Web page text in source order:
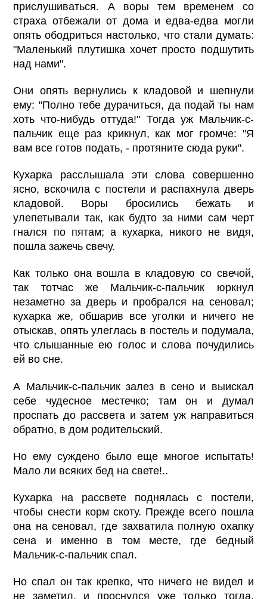
прислушиваться. А воры тем временем со
страха отбежали от дома и едва-едва могли
опять ободриться настолько, что стали думать:
"Маленький плутишка хочет просто подшутить
над нами".
Они опять вернулись к кладовой и шепнули
ему: "Полно тебе дурачиться, да подай ты нам
хоть что-нибудь оттуда!" Тогда уж Мальчик-с-
пальчик еще раз крикнул, как мог громче: "Я
вам все готов подать, - протяните сюда руки".
Кухарка расслышала эти слова совершенно
ясно, вскочила с постели и распахнула дверь
кладовой. Воры бросились бежать и
улепетывали так, как будто за ними сам черт
гнался по пятам; а кухарка, никого не видя,
пошла зажечь свечу.
Как только она вошла в кладовую со свечой,
так тотчас же Мальчик-с-пальчик юркнул
незаметно за дверь и пробрался на сеновал;
кухарка же, обшарив все уголки и ничего не
отыскав, опять улеглась в постель и подумала,
что слышанные ею голос и слова почудились
ей во сне.
А Мальчик-с-пальчик залез в сено и выискал
себе чудесное местечко; там он и думал
проспать до рассвета и затем уж направиться
обратно, в дом родительский.
Но ему суждено было еще многое испытать!
Мало ли всяких бед на свете!..
Кухарка на рассвете поднялась с постели,
чтобы снести корм скоту. Прежде всего пошла
она на сеновал, где захватила полную охапку
сена и именно в том месте, где бедный
Мальчик-с-пальчик спал.
Но спал он так крепко, что ничего не видел и
не заметил, и проснулся уже только тогда,